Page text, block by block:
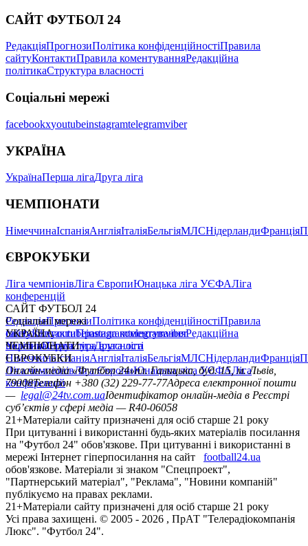
САЙТ ФУТБОЛ 24
РедакціяПрогнозиПолітика конфіденційностіПравила
сайтуКонтактиПравила коментуванняРедакційна
політикаСтруктура власності
Соціальні мережі
facebookxyoutubeinstagramtelegramviber
УКРАЇНА
УкраїнаПерша лігаДруга ліга
ЧЕМПІОНАТИ
НімеччинаІспаніяАнгліяІталіяБельгіяМЛСНідерландиФранція
ЄВРОКУБКИ
Ліга чемпіонівЛіга ЄвропиЮнацька ліга УЄФАЛіга
конференцій
САЙТ ФУТБОЛ 24
РедакціяПрогнозиПолітика конфіденційностіПравила
сайтуКонтактиПравила коментуванняРедакційна
політикаСтруктура власності
Соціальні мережі
facebookxyoutubeinstagramtelegramviber
УКРАЇНА
УкраїнаПерша лігаДруга ліга
ЧЕМПІОНАТИ
НімеччинаІспаніяАнгліяІталіяБельгіяМЛСНідерландиФранція
ЄВРОКУБКИ
Ліга чемпіонівЛіга ЄвропиЮнацька ліга УЄФАЛіга
конференцій
Онлайн-медіа «Футбол 24»пл. Галицька, буд. 15, м. Львів,
79008Телефон +380 (32) 229-77-77Адреса електронної пошти
— legal@24tv.com.uaІдентифікатор онлайн-медіа в Реєстрі
суб’єктів у сфері медіа — R40-06058
21+Матеріали сайту призначені для осіб старше 21 року
При цитуванні і використанні будь-яких матеріалів посилання
на "Футбол 24" обов'язкове. При цитуванні і використанні в
мережі Інтернет гіперпосилання на сайт
football24.ua
обов'язкове. Матеріали зі знаком "Спецпроект",
"Партнерський матеріал", "Реклама", "Новини компаній"
публікуємо на правах реклами.
21+Матеріали сайту призначені для осіб старше 21 року
Усi права захищенi. © 2005 - 2026 , ПрАТ "Телерадіокомпанія
Люкс". "Футбол 24".